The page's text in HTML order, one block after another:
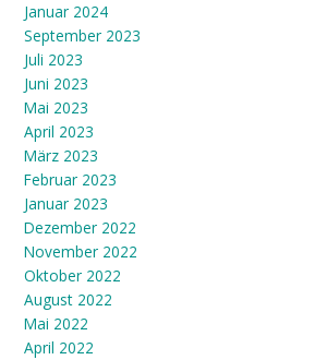
Januar 2024
September 2023
Juli 2023
Juni 2023
Mai 2023
April 2023
März 2023
Februar 2023
Januar 2023
Dezember 2022
November 2022
Oktober 2022
August 2022
Mai 2022
April 2022